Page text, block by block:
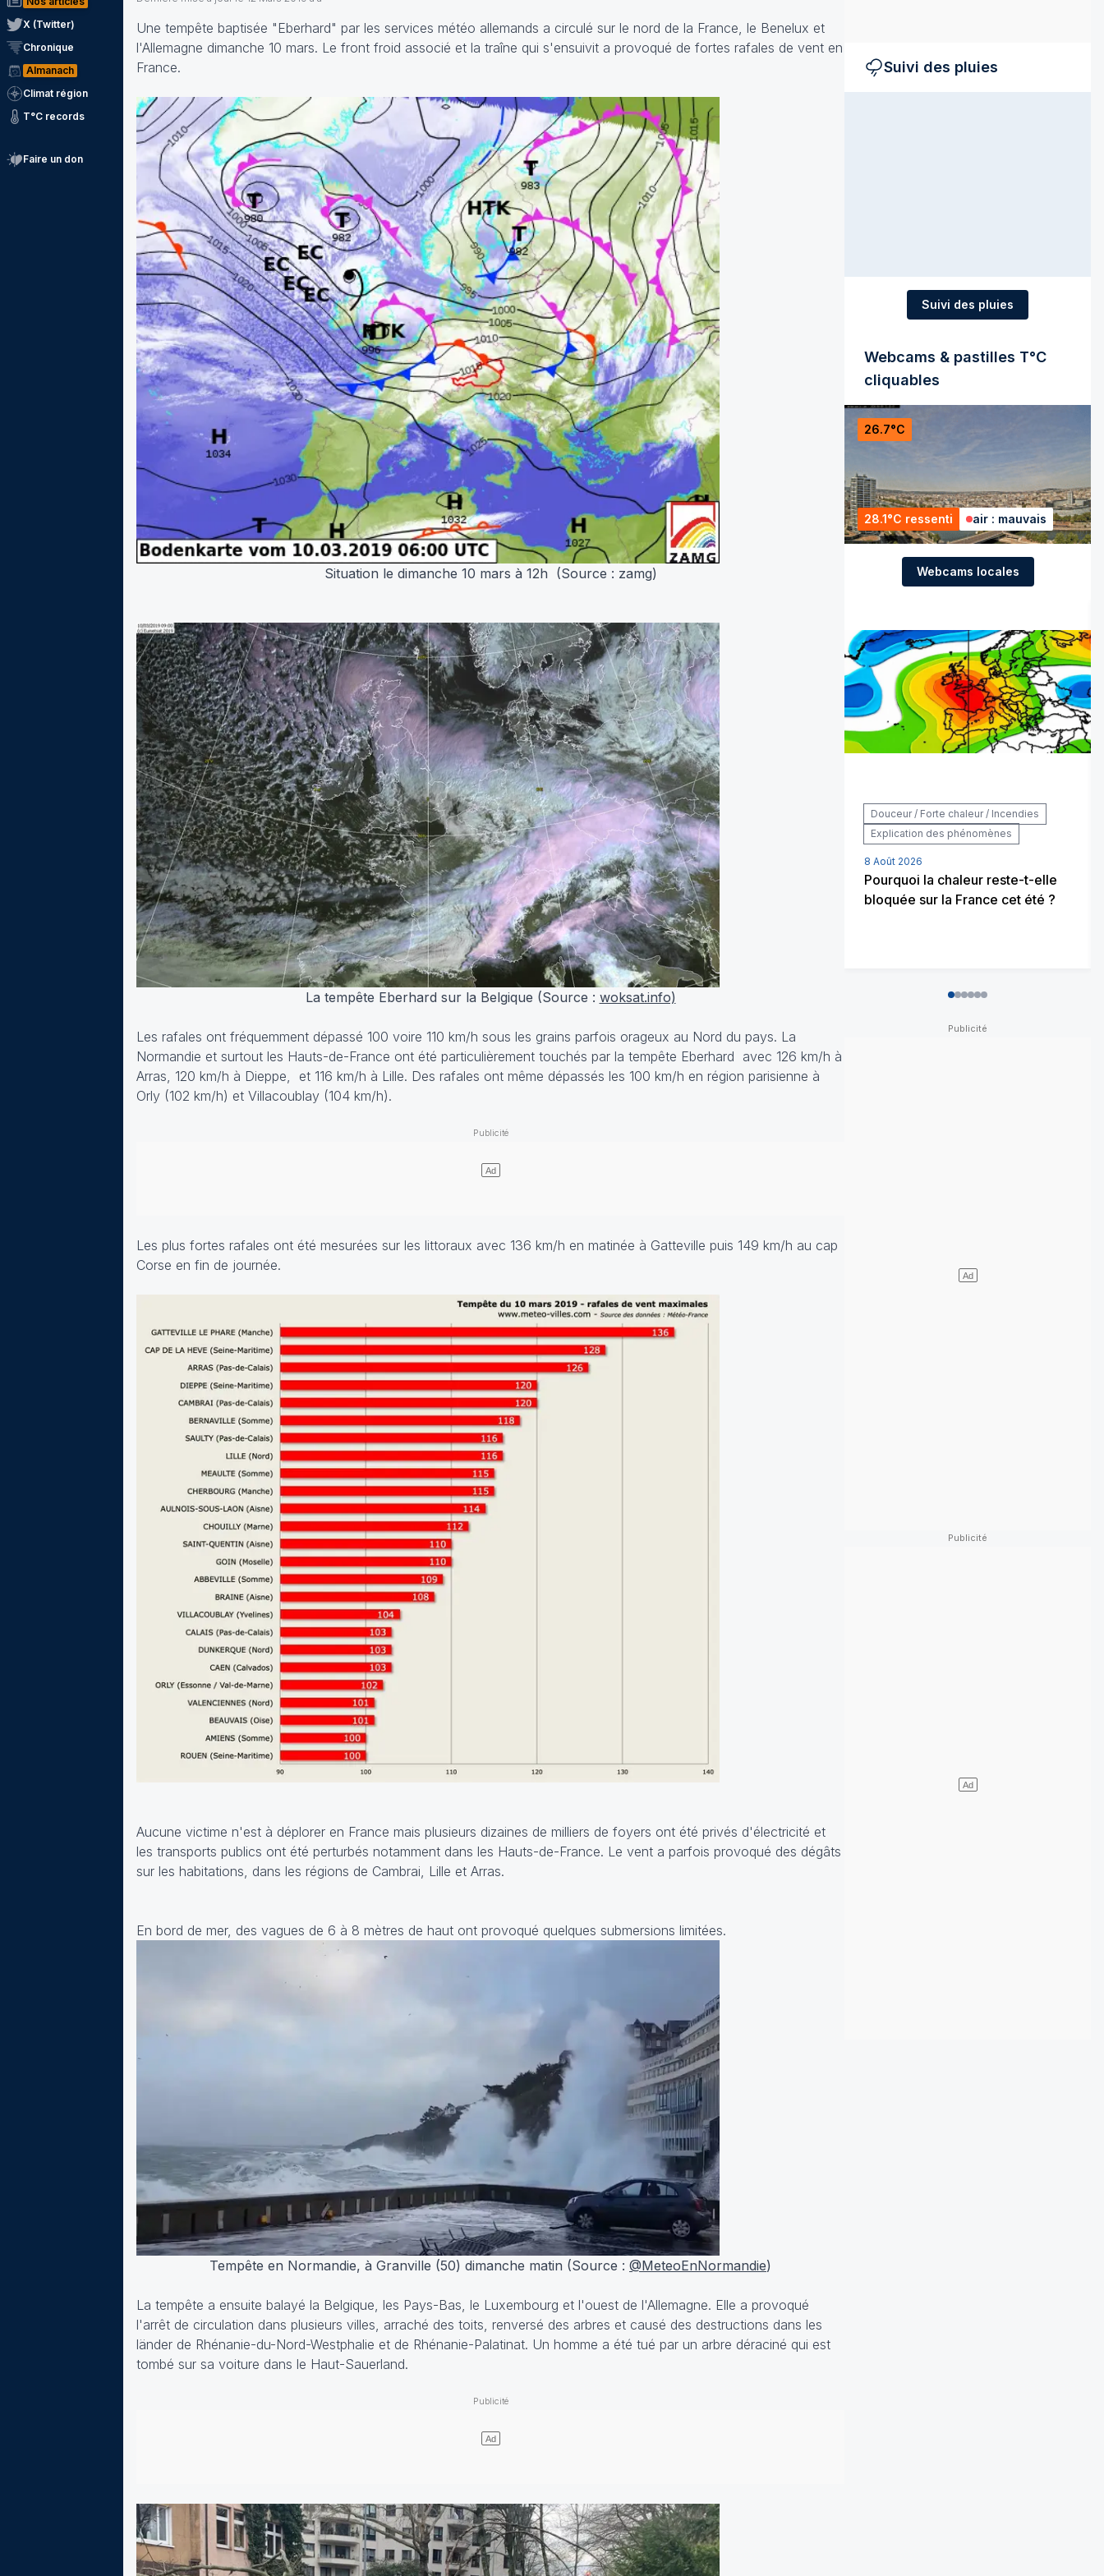
X (Twitter)
Chronique
Almanach
Climat région
T°C records
Faire un don
Une tempête baptisée "Eberhard" par les services météo allemands a circulé sur le nord de la France, le Benelux et
l'Allemagne dimanche 10 mars. Le front froid associé et la traîne qui s'ensuivit a provoqué de fortes rafales de vent en
France.
Situation le dimanche 10 mars à 12h (Source : zamg)
La tempête Eberhard sur la Belgique (Source : woksat.info)
Les rafales ont fréquemment dépassé 100 voire 110 km/h sous les grains parfois orageux au Nord du pays. La
Normandie et surtout les Hauts-de-France ont été particulièrement touchés par la tempête Eberhard avec 126 km/h à
Arras, 120 km/h à Dieppe, et 116 km/h à Lille. Des rafales ont même dépassés les 100 km/h en région parisienne à
Orly (102 km/h) et Villacoublay (104 km/h).
Les plus fortes rafales ont été mesurées sur les littoraux avec 136 km/h en matinée à Gatteville puis 149 km/h au cap
Corse en fin de journée.
Aucune victime n'est à déplorer en France mais plusieurs dizaines de milliers de foyers ont été privés d'électricité et
les transports publics ont été perturbés notamment dans les Hauts-de-France. Le vent a parfois provoqué des dégâts
sur les habitations, dans les régions de Cambrai, Lille et Arras.
En bord de mer, des vagues de 6 à 8 mètres de haut ont provoqué quelques submersions limitées.
Tempête en Normandie, à Granville (50) dimanche matin (Source : @MeteoEnNormandie)
La tempête a ensuite balayé la Belgique, les Pays-Bas, le Luxembourg et l'ouest de l'Allemagne. Elle a provoqué
l'arrêt de circulation dans plusieurs villes, arraché des toits, renversé des arbres et causé des destructions dans les
länder de Rhénanie-du-Nord-Westphalie et de Rhénanie-Palatinat. Un homme a été tué par un arbre déraciné qui est
tombé sur sa voiture dans le Haut-Sauerland.
Suivi des pluies
Suivi des pluies
Webcams & pastilles T°C
cliquables
26.7°C
28.1°C ressenti air : mauvais
Webcams locales
Douceur / Forte chaleur / Incendies
Explication des phénomènes
8 Août 2026
Pourquoi la chaleur reste-t-elle
bloquée sur la France cet été ?
012345